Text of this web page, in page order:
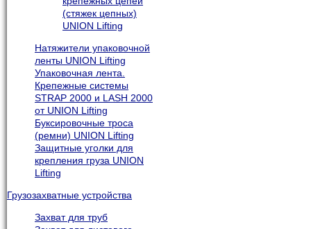
(стяжек цепных)
UNION Lifting
Натяжители упаковочной
ленты UNION Lifting
Упаковочная лента.
Крепежные системы
STRAP 2000 и LASH 2000
от UNION Lifting
Буксировочные троса
(ремни) UNION Lifting
Защитные уголки для
крепления груза UNION
Lifting
Грузозахватные устройства
Захват для труб